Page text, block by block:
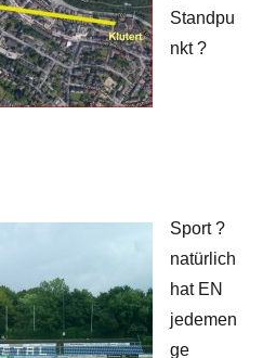
Standpu
nkt ?
Sport ?
natürlich
hat EN
jedemen
ge